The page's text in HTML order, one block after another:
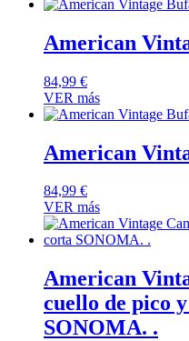
American
84,99 €
VER más
American
84,99 €
VER más
American
cuello de pico
SONOMA. .